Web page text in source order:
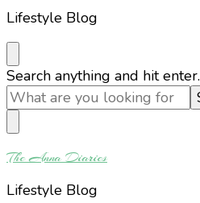
Lifestyle Blog
Looking
for
Something?
Search anything and hit enter.
The Anna Diaries
Lifestyle Blog